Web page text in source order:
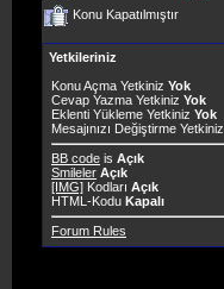
Konu Kapatılmıştır
Yetkileriniz
Konu Açma Yetkiniz Yok
Cevap Yazma Yetkiniz Yok
Eklenti Yükleme Yetkiniz Yok
Mesajınızı Değiştirme Yetkiniz
BB code is Açık
Smileler Açık
[IMG] Kodları Açık
HTML-Kodu Kapalı
Forum Rules